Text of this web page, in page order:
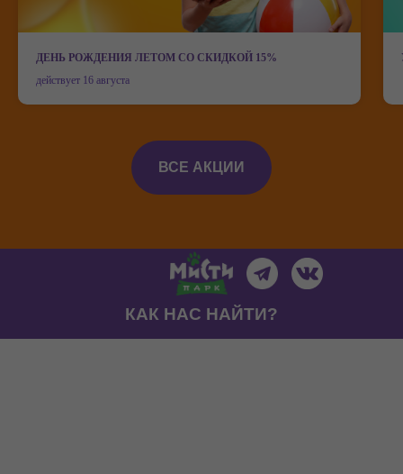
ДЕНЬ РОЖДЕНИЯ ЛЕТОМ СО СКИДКОЙ 15%
действует 16 августа
ВСЕ АКЦИИ
КАК НАС НАЙТИ?